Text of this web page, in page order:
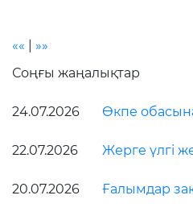
««
»»
Соңғы жаңалықтар
24.07.2026 Өкпе
22.07.2026 Жерге үлгі
20.07.2026 Ғалымдар